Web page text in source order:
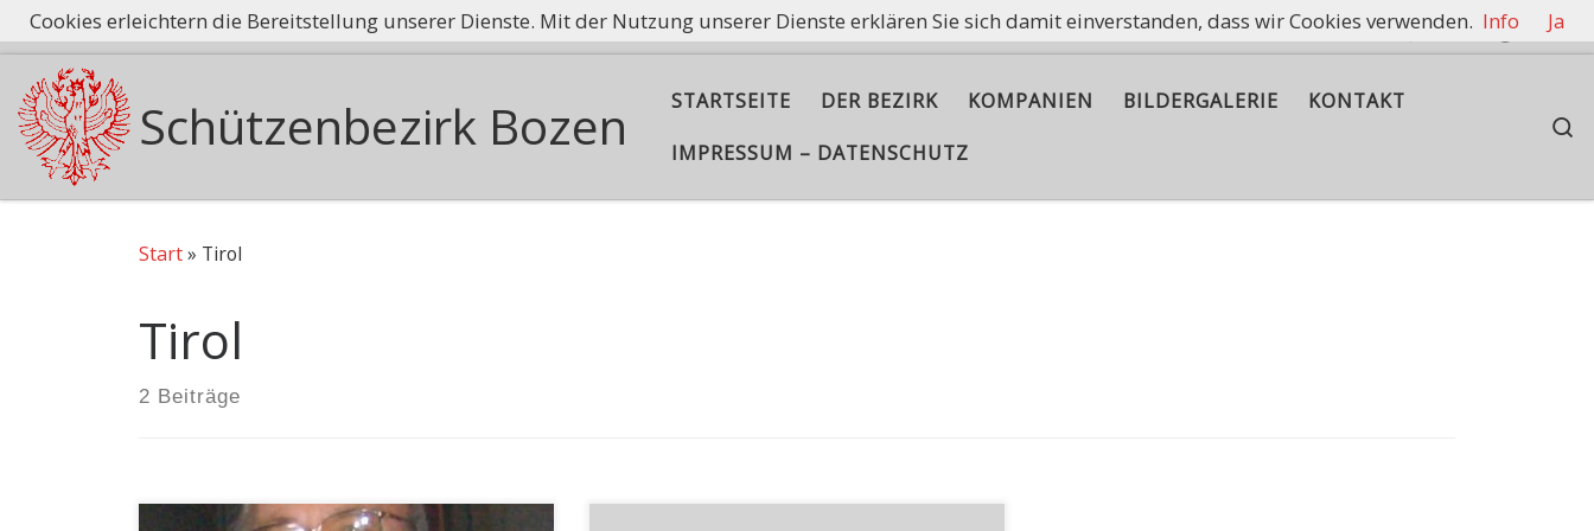
Zum Inhalt springen Tradition heißt nicht, Asche aufzubewahren, sondern die Flamme am Brennen zu halten.
Schützenbezirk Bozen STARTSEITE DER BEZIRK KOMPANIEN BILDERGALERIE
KONTAKT
IMPRESSUM – DATENSCHUTZ
Start» Tirol
Tirol
2 Beiträge
Cookies erleichtern die Bereitstellung unserer Dienste. Mit der Nutzung unserer Dienste erklären Sie sich damit einverstanden, dass wir Cookies verwenden. Info Ja